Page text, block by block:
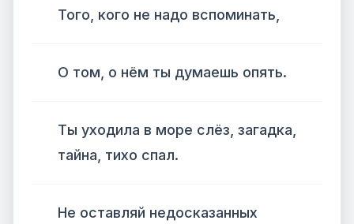
Того, кого не надо вспоминать,
О том, о нём ты думаешь опять.
Ты уходила в море слёз, загадка,
тайна, тихо спал.
Не оставляй недосказанных